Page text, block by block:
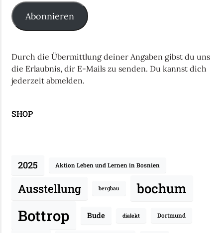
Abonnieren
Durch die Übermittlung deiner Angaben gibst du uns
die Erlaubnis, dir E-Mails zu senden. Du kannst dich
jederzeit abmelden.
SHOP
2025 Aktion Leben und Lernen in Bosnien
Ausstellung bergbau bochum
Bottrop Bude dialekt Dortmund